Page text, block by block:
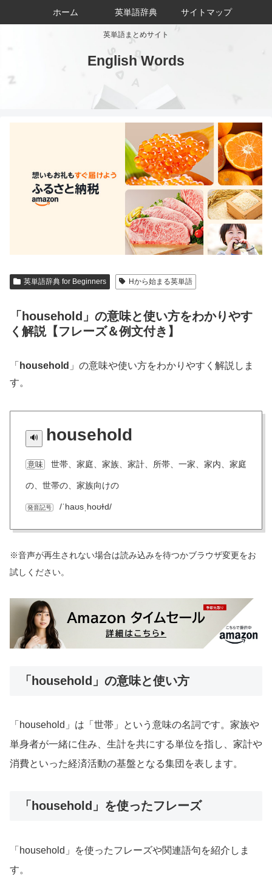
英単語まとめサイト
English Words
ホーム 英単語辞典 サイトマップ
英単語辞典 for Beginners Hから始まる英単語
「household」の意味と使い方をわかりやす
く解説【フレーズ＆例文付き】
「 household 」の意味や使い方をわかりやすく解説しま
す。
household
意味 世帯、家庭、家族、家計、所帯、一家、家内、家庭
の、世帯の、家族向けの
発音記号 /ˈhaʊsˌhoʊɫd/
※音声が再生されない場合は読み込みを待つかブラウザ変更をお
試しください。
「household」の意味と使い方
「household」は「世帯」という意味の名詞です。家族や
単身者が一緒に住み、生計を共にする単位を指し、家計や
消費といった経済活動の基盤となる集団を表します。
「household」を使ったフレーズ
「household」を使ったフレーズや関連語句を紹介しま
す。